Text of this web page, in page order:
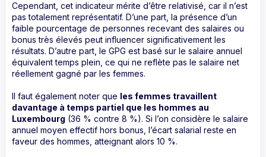
Cependant, cet indicateur mérite d’être relativisé, car il n’est
pas totalement représentatif. D’une part, la présence d’un
faible pourcentage de personnes recevant des salaires ou
bonus très élevés peut influencer significativement les
résultats. D’autre part, le GPG est basé sur le salaire annuel
équivalent temps plein, ce qui ne reflète pas le salaire net
réellement gagné par les femmes.
Il faut également noter que les femmes travaillent
davantage à temps partiel que les hommes au
Luxembourg (36 % contre 8 %). Si l’on considère le salaire
annuel moyen effectif hors bonus, l’écart salarial reste en
faveur des hommes, atteignant alors 10 %.